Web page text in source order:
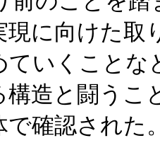
に向けた
いくこと
造と闘う
確認された。